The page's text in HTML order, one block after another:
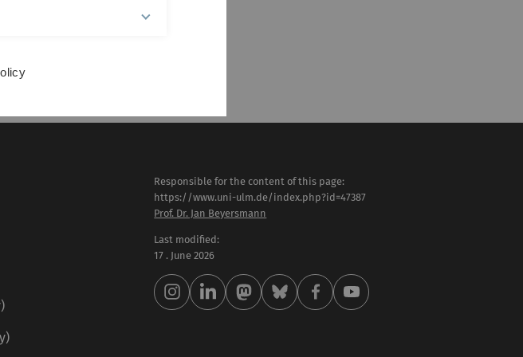
Responsible for the content of this page:
https://www.uni-ulm.de/index.php?id=47387
Prof. Dr. Jan Beyersmann
Last modified:
17 . June 2026